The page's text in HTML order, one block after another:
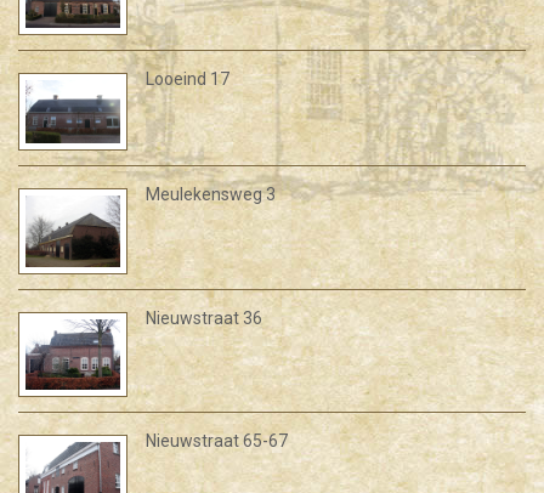
Looeind 17
Meulekensweg 3
Nieuwstraat 36
Nieuwstraat 65-67